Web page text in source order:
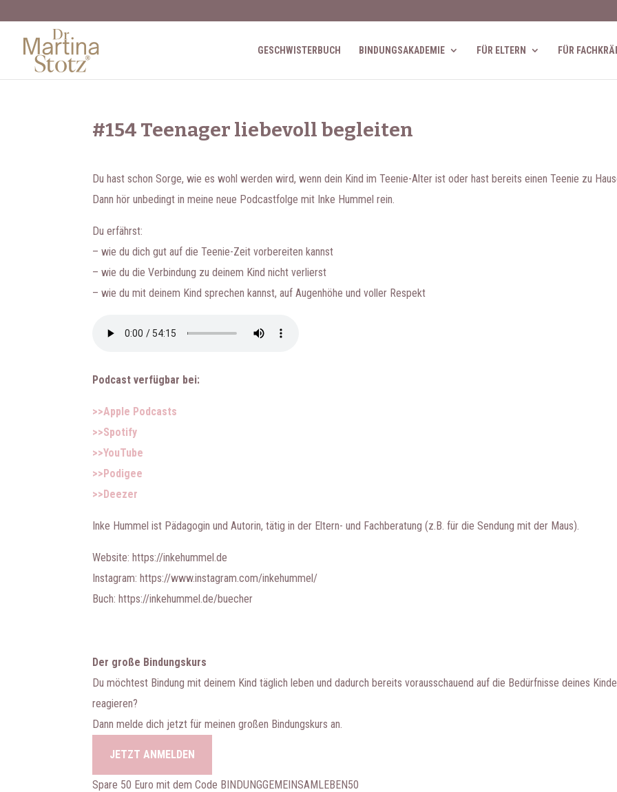
GESCHWISTERBUCH BINDUNGSAKADEMIE FÜR ELTERN FÜR
#154 Teenager liebevoll begleiten
Du hast schon Sorge, wie es wohl werden wird, wenn dein Kind im Teenie-Alter ist oder hast bereits einen Teenie zu
Dann hör unbedingt in meine neue Podcastfolge mit Inke Hummel rein.
Du erfährst:
– wie du dich gut auf die Teenie-Zeit vorbereiten kannst
– wie du die Verbindung zu deinem Kind nicht verlierst
– wie du mit deinem Kind sprechen kannst, auf Augenhöhe und voller Respekt
Podcast verfügbar bei:
>>Apple Podcasts
>>Spotify
>>YouTube
>>Podigee
>>Deezer
Inke Hummel ist Pädagogin und Autorin, tätig in der Eltern- und Fachberatung (z.B. für die Sendung mit der Maus).
Website: https://inkehummel.de
Instagram: https://www.instagram.com/inkehummel/
Buch: https://inkehummel.de/buecher
Der große Bindungskurs
Du möchtest Bindung mit deinem Kind täglich leben und dadurch bereits vorausschauend auf die Bedürfnisse deines
reagieren?
Dann melde dich jetzt für meinen großen Bindungskurs an.
JETZT ANMELDEN
Spare 50 Euro mit dem Code BINDUNGGEMEINSAMLEBEN50